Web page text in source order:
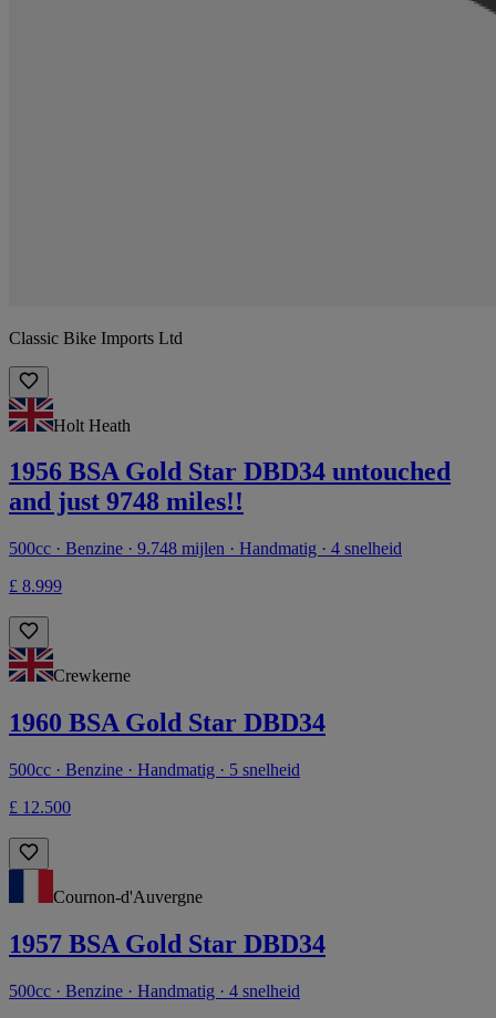
Classic Bike Imports Ltd
Holt Heath
1956 BSA Gold Star DBD34 untouched
and just 9748 miles!!
500cc · Benzine · 9.748 mijlen · Handmatig · 4 snelheid
£ 8.999
Crewkerne
1960 BSA Gold Star DBD34
500cc · Benzine · Handmatig · 5 snelheid
£ 12.500
Cournon-d'Auvergne
1957 BSA Gold Star DBD34
500cc · Benzine · Handmatig · 4 snelheid